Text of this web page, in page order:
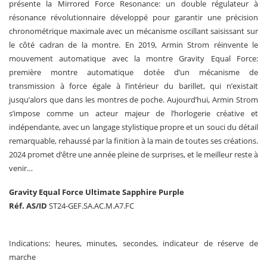
présente la Mirrored Force Resonance: un double régulateur à
résonance révolutionnaire développé pour garantir une précision
chronométrique maximale avec un mécanisme oscillant saisissant sur
le côté cadran de la montre. En 2019, Armin Strom réinvente le
mouvement automatique avec la montre Gravity Equal Force:
première montre automatique dotée d’un mécanisme de
transmission à force égale à l’intérieur du barillet, qui n’existait
jusqu’alors que dans les montres de poche. Aujourd’hui, Armin Strom
s’impose comme un acteur majeur de l’horlogerie créative et
indépendante, avec un langage stylistique propre et un souci du détail
remarquable, rehaussé par la finition à la main de toutes ses créations.
2024 promet d’être une année pleine de surprises, et le meilleur reste à
venir…
Gravity Equal Force Ultimate Sapphire Purple
Réf. AS/ID ST24-GEF.SA.AC.M.A7.FC
Indications: heures, minutes, secondes, indicateur de réserve de
marche